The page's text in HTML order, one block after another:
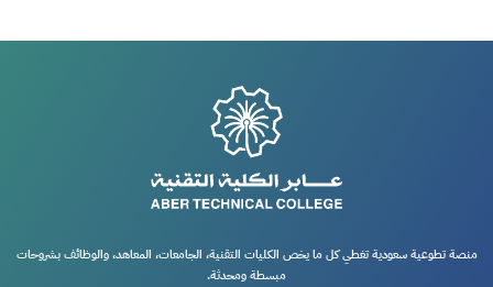
منصة تطوعية سعودية تغطي كل ما يخص الكليات التقنية، الجامعات، المعاهد، والوظائف بشروحات
مبسطة ومحدثة.